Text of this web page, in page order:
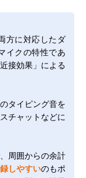
方に対応したダ
イクの特性であ
接効果」による
タイピング音を
チャットなどに
周囲からの余計
しやすいのもポ